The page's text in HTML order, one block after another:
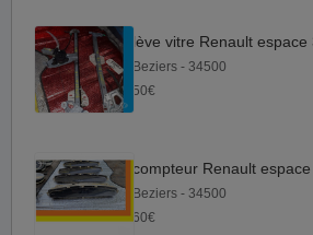
Beziers - 34500
50€
Beziers - 34500
60€